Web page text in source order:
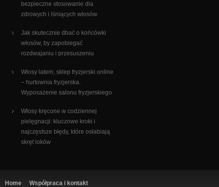
bezpieczne stosowanie dla
zdrowych i lśniących włosów
Jak skutecznie dbać o końcówki
włosów, by zapobiegać
rozdwajaniu i przesuszeniu
Włosy latem, sklep fryzjerski online
– hurtownia fryzjerska.
Wyposażenie salonu fryzjerskiego
Włosy kręcone w codziennej
pielęgnacji: kluczowe kroki i
najczęstsze błędy, które osłabiają
skręt loków
Home Współpraca i kontakt